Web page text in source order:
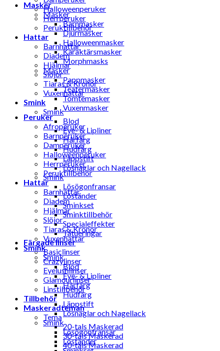
Halloweenperuker
Herrperuker
Peruktillbehör
Hattar
Barnhattar
Diadem
Hjälmar
Slöjor
Tiaras & Kronor
Vuxenhattar
Smink
Smink
Blod
Eye- & Lipliner
Hårfärg
Hudfärg
Läppstift
Lösnaglar och Nagellack
Smink
Lösögonfransar
Löständer
Sminkset
Sminktillbehör
Specialeffekter
Tatueringar
Färgade linser
Basiclinser
Crazylinser
Eyelushlinser
Glamourlinser
Linstillbehör
Tillbehör
Maskeradteman
Tema
20-tals Maskerad
30-tals Maskerad
40-tals Maskerad
Masker
Masker
Barnmasker
Djurmasker
Halloweenmasker
Karaktärsmasker
Morphmasks
Masker
Pappmasker
Teatermasker
Tomtemasker
Vuxenmasker
Peruker
Afroperuker
Barnperuker
Damperuker
Halloweenperuker
Herrperuker
Peruktillbehör
Hattar
Barnhattar
Diadem
Hjälmar
Slöjor
Tiaras & Kronor
Vuxenhattar
Smink
Smink
Blod
Eye- & Lipliner
Hårfärg
Hudfärg
Läppstift
Lösnaglar och Nagellack
Smink
Lösögonfransar
Löständer